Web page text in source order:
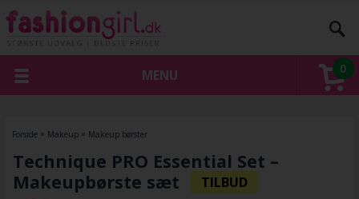
0
MENU
Forside » Makeup» Makeup børster
Technique PRO Essential Set –
Makeupbørste sæt